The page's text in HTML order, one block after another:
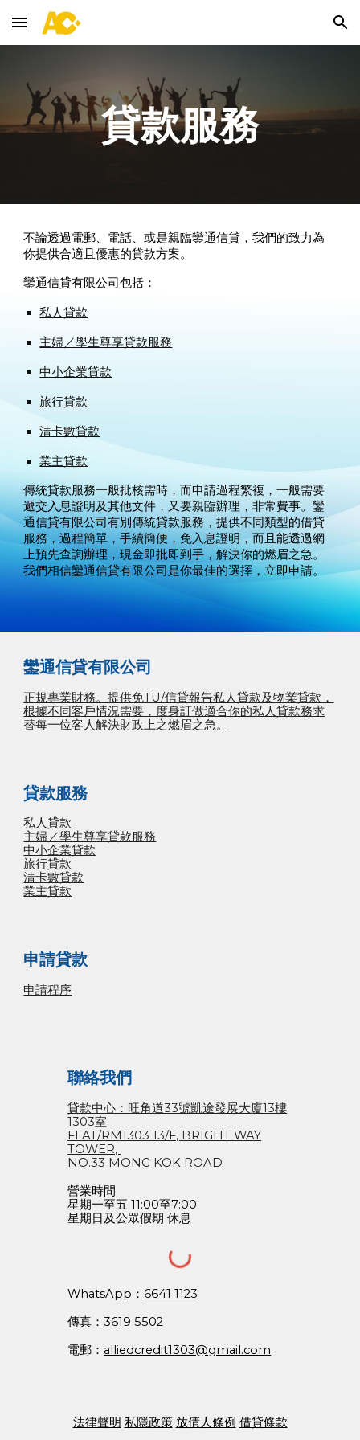
Skip to main content Skip to navigation
貸款服務
不論透過電郵、電話、或是親臨鑾通信貸，我們的致力為
你提供合適且優惠的貸款方案。
鑾通信貸有限公司包括：
私人貸款
主婦／學生尊享貸款服務
中小企業貸款
旅行貸款
清卡數貸款
業主貸款
傳統貸款服務一般批核需時，而申請過程繁複，一般需要
遞交入息證明及其他文件，又要親臨辦理，非常費事。鑾
通信貸有限公司有別傳統貸款服務，提供不同類型的借貸
服務，過程簡單，手續簡便，免入息證明，而且能透過網
上預先查詢辦理，現金即批即到手，解決你的燃眉之急。
我們相信鑾通信貸有限公司是你最佳的選擇，立即申請。
鑾通信貸有限公司
正規專業財務。提供免TU/信貸報告私人貸款及物業貸款，
根據不同客戶情況需要，度身訂做適合你的私人貸款務求
替每一位客人解決財政上之燃眉之急。
貸款服務
私人貸款
主婦／學生尊享貸款服務
中小企業貸款
旅行貸款
清卡數貸款
業主貸款
申請貸款
申請程序
聯絡我們
貸款中心：旺角道33號凱途發展大廈13樓
1303室
FLAT/RM1303 13/F, BRIGHT WAY
TOWER,
NO.33 MONG KOK ROAD
營業時間
星期一至五 11:00至7:00
星期日及公眾假期 休息
WhatsApp：6641 1123
傳真：3619 5502
電郵： alliedcredit1303@gmail.com
法律聲明 私隱政策 放債人條例 借貸條款